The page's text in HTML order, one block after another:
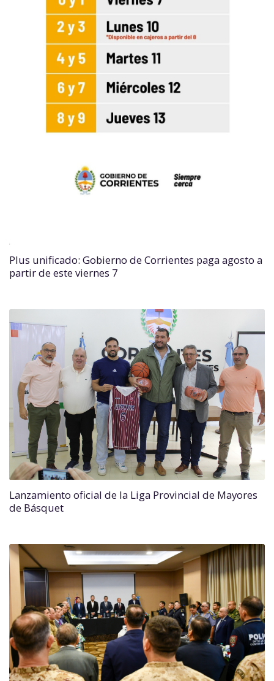
Plus unificado: Gobierno de Corrientes paga agosto a
partir de este viernes 7
Lanzamiento oficial de la Liga Provincial de Mayores
de Básquet